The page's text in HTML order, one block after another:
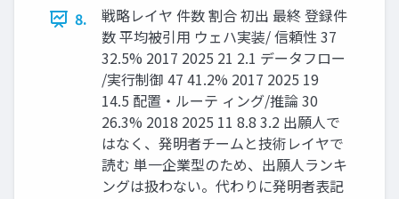
8.
戦略レイヤ 件数 割合 初出 最終 登録件
数 平均被引用 ウェハ実装/ 信頼性 37
32.5% 2017 2025 21 2.1 データフロー
/実行制御 47 41.2% 2017 2025 19
14.5 配置・ルーテ ィング/推論 30
26.3% 2018 2025 11 8.8 3.2 出願人で
はなく、発明者チームと技術レイヤで
読む 単一企業型のため、出願人ランキ
ングは扱わない。代わりに発明者表記